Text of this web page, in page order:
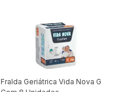
Fralda Geriátrica Vida Nova G